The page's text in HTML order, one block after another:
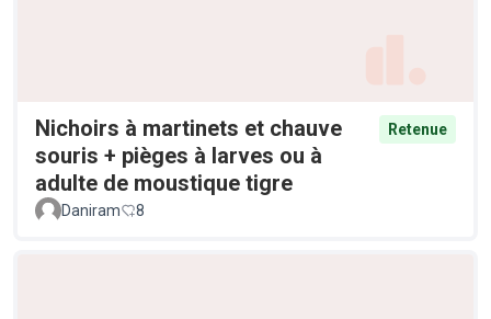
Nichoirs à martinets et chauve
souris + pièges à larves ou à
adulte de moustique tigre
Retenue
Daniram 8